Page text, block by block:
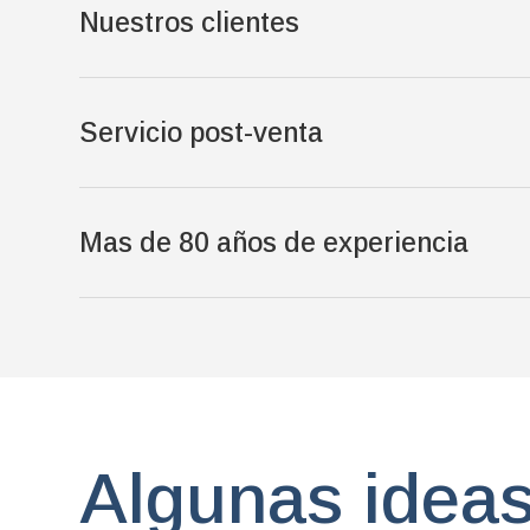
Nuestros clientes
Servicio post-venta
Mas de 80 años de experiencia
Algunas